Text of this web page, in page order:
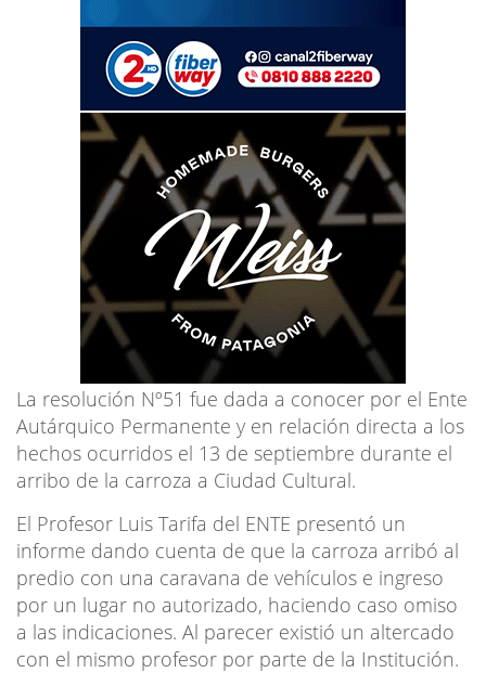
La resolución Nº51 fue dada a conocer por el Ente
Autárquico Permanente y en relación directa a los
hechos ocurridos el 13 de septiembre durante el
arribo de la carroza a Ciudad Cultural.
El Profesor Luis Tarifa del ENTE presentó un
informe dando cuenta de que la carroza arribó al
predio con una caravana de vehículos e ingreso
por un lugar no autorizado, haciendo caso omiso
a las indicaciones. Al parecer existió un altercado
con el mismo profesor por parte de la Institución.